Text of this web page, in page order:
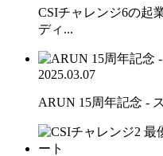
CSIチャレンジ6の起
ディ...
2025.03.07
ARUN 15周年記念 -